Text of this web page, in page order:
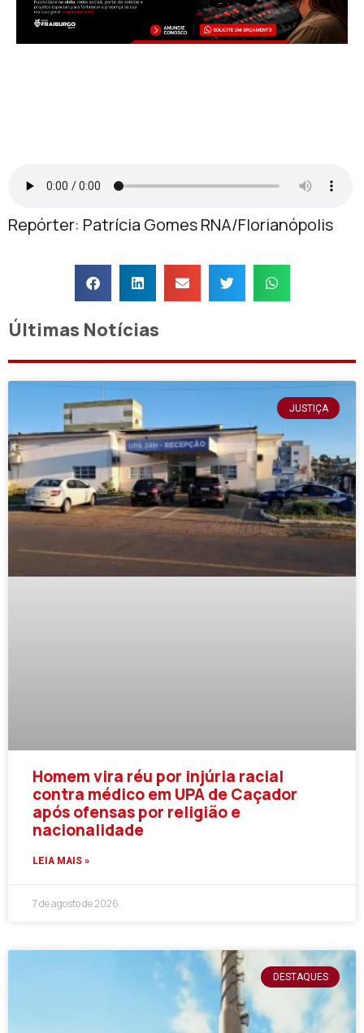
Repórter: Patrícia Gomes RNA/Florianópolis
Últimas Notícias
JUSTIÇA
Homem vira réu por injúria racial
contra médico em UPA de Caçador
após ofensas por religião e
nacionalidade
LEIA MAIS »
7 de agosto de 2026
DESTAQUES